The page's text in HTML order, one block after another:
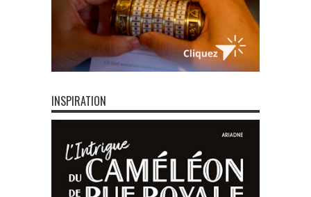
INSPIRATION